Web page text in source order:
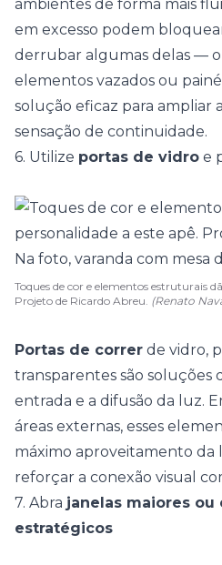
ambientes de forma mais
em excesso podem
derrubar algumas delas —
elementos vazados ou
solução eficaz para ampliar
sensação de continuidade.
6. Utilize portas de vidro e
Toques de cor e elementos estruturais
Projeto de Ricardo Abreu. (Renato
Portas de correr de vidro,
transparentes são soluções
entrada e a difusão da luz.
áreas externas, esses
máximo aproveitamento da
reforçar a conexão visual
7. Abra janelas maiores ou
estratégicos